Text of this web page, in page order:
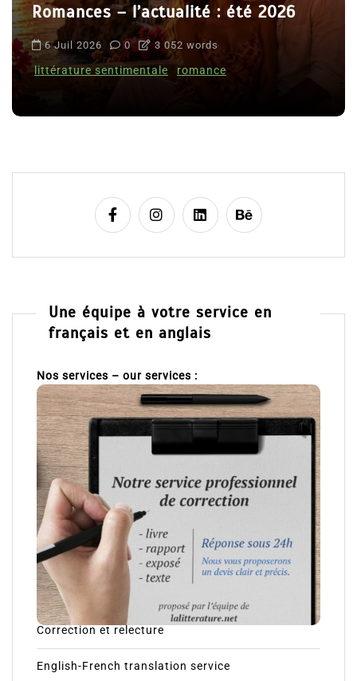
Romances – l’actualité : été 2026
6 Juil 2026 0 3 052 words
littérature sentimentale romance
Une équipe à votre service en
français et en anglais
Nos services – our services :
Correction et relecture
English-French translation service